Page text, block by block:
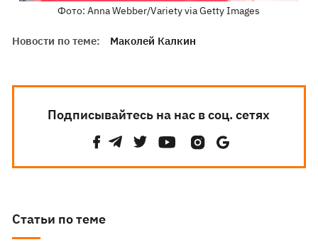
Фото: Anna Webber/Variety via Getty Images
Новости по теме: Маколей Калкин
Подписывайтесь на нас в соц. сетях
Статьи по теме